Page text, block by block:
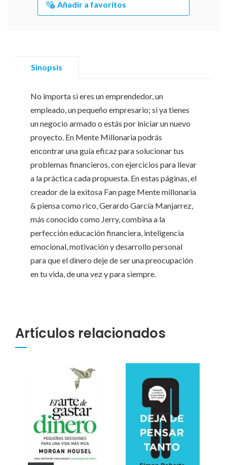
Añadir a favoritos
Sinopsis
No importa si eres un emprendedor, un
empleado, un pequeño empresario; si ya tienes
un negocio armado o estás por iniciar un nuevo
proyecto. En Mente Millonaria podrás
encontrar una guía eficaz para solucionar tus
problemas financieros, con ejercicios para llevar
a la práctica cada propuesta. En estas páginas, el
creador de la exitosa Fan page Mente millonaria
& piensa como rico, Gerardo García Manjarrez,
más conocido como Jerry, combina a la
perfección educación financiera, inteligencia
emocional, motivación y desarrollo personal
para que el dinero deje de ser una preocupación
en tu vida, de una vez y para siempre.
Artículos relacionados